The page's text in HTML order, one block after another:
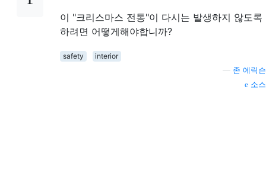
이 "크리스마스 전통"이 다시는 발생하지 않도록
하려면 어떻게해야합니까?
safety
interior
존 에릭슨
소스